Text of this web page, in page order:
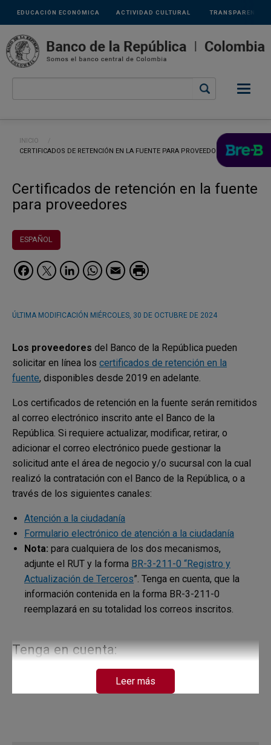
Pasar al contenido principal
Links
secundarios
ACTIVIDAD CULTURAL
EDUCACIÓN ECONÓMICA TRANSPARENCIA
Ruta de navegación
INICIO
CURRENT:
CERTIFICADOS DE RETENCIÓN EN LA FUENTE PARA PROVEEDORES
Certificados de retención en la fuente
para proveedores
ESPAÑOL
Facebook
Twitter
LinkedIn
WhatsApp
Email
ÚLTIMA MODIFICACIÓN MIÉRCOLES, 30 DE OCTUBRE DE 2024
Los proveedores del Banco de la República pueden
solicitar en línea los certificados de retención en la
fuente, disponibles desde 2019 en adelante.
Los certificados de retención en la fuente serán remitidos
al correo electrónico inscrito ante el Banco de la
República. Si requiere actualizar, modificar, retirar, o
adicionar el correo electrónico puede gestionar la
solicitud ante el área de negocio y/o sucursal con la cual
realizó la contratación con el Banco de la República, o a
través de los siguientes canales:
Atención a la ciudadanía
Formulario electrónico de atención a la ciudadanía
Nota: para cualquiera de los dos mecanismos,
adjunte el RUT y la forma BR-3-211-0 “Registro y
Actualización de Terceros”. Tenga en cuenta, que la
información contenida en la forma BR-3-211-0
reemplazará en su totalidad los correos inscritos.
Tenga en cuenta:
No aplica para certificados de ingresos y retenciones
empleados y pensionados,
Leer más